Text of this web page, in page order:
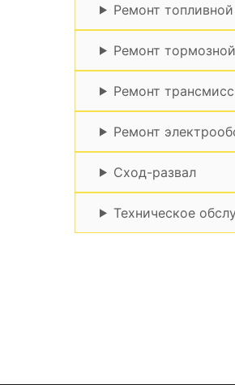
Ремонт
Ремонт
Ремонт
Ремонт
Сход-развал
Техническое